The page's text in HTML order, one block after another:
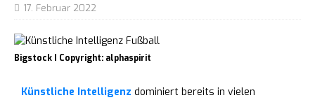
17. Februar 2022
Bigstock I Copyright: alphaspirit
Künstliche Intelligenz dominiert bereits in vielen